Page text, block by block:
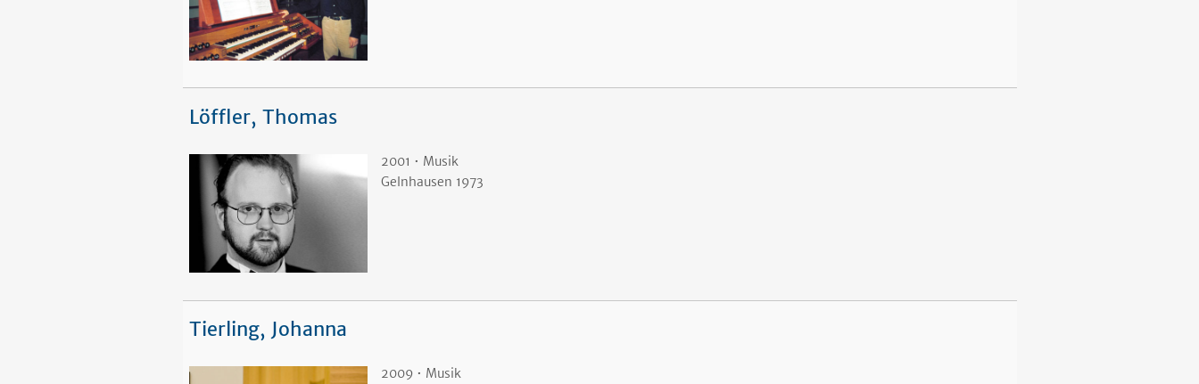
Löffler, Thomas
2001 • Musik
Gelnhausen 1973
Tierling, Johanna
2009 • Musik